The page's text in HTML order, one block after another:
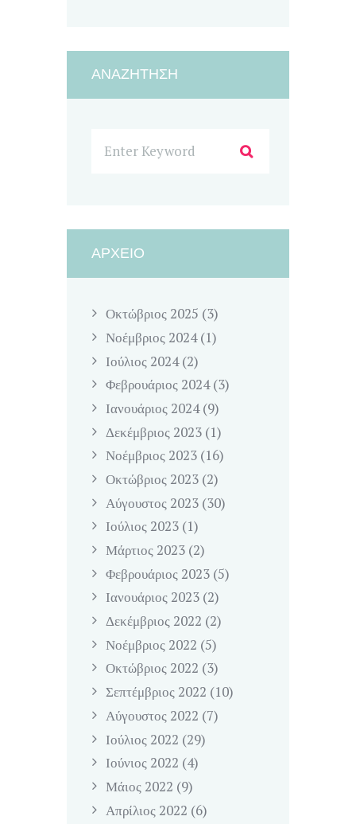
ΑΝΑΖΉΤΗΣΗ
ΑΡΧΕΊΟ
Οκτώβριος 2025 (3)
Νοέμβριος 2024(1)
Ιούλιος 2024(2)
Φεβρουάριος 2024(3)
Ιανουάριος 2024(9)
Δεκέμβριος 2023 (1)
Νοέμβριος 2023 (16)
Οκτώβριος 2023 (2)
Αύγουστος 2023 (30)
Ιούλιος 2023 (1)
Μάρτιος 2023 (2)
Φεβρουάριος 2023 (5)
Ιανουάριος 2023 (2)
Δεκέμβριος 2022 (2)
Νοέμβριος 2022 (5)
Οκτώβριος 2022 (3)
Σεπτέμβριος 2022 (10)
Αύγουστος 2022 (7)
Ιούλιος 2022 (29)
Ιούνιος 2022 (4)
Μάιος 2022 (9)
Απρίλιος 2022 (6)